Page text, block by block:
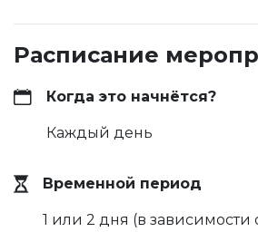
Расписание
Когда это начнётся?
Каждый день
Временной период
1 или 2 дня (в зависимости